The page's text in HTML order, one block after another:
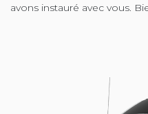
avons instauré avec vous.